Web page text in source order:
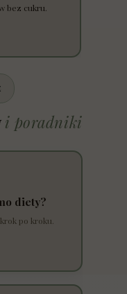
bez cukru.
i poradniki
diety?
po kroku.